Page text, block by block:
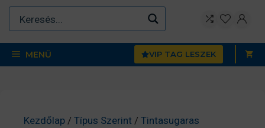
MENÜ VIP TAG LESZEK
Kezdőlap / Típus Szerint / Tintasugaras